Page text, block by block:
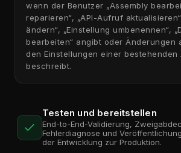
wenn der Benutzer „Assembly
reparieren“, „API-Aufruf
ändern“, „Einstellung umbenennen“,
bearbeiten“ angibt oder Änderungen
den Einstellungen einer bestehenden
beschreibt.
Testen und bereitstellen
End-to-End-Validierung,
Fehlerdiagnose und
der Entwicklung zur Produktion.